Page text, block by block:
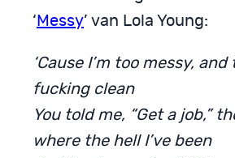
‘ Messy’ van Lola Young:
‘Cause I’m too messy, and
fucking clean
You told me, “Get a job,”
where the hell I’ve been